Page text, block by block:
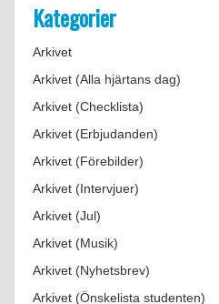
Kategorier
Arkivet
Arkivet (Alla hjärtans dag)
Arkivet (Checklista)
Arkivet (Erbjudanden)
Arkivet (Förebilder)
Arkivet (Intervjuer)
Arkivet (Jul)
Arkivet (Musik)
Arkivet (Nyhetsbrev)
Arkivet (Önskelista studenten)